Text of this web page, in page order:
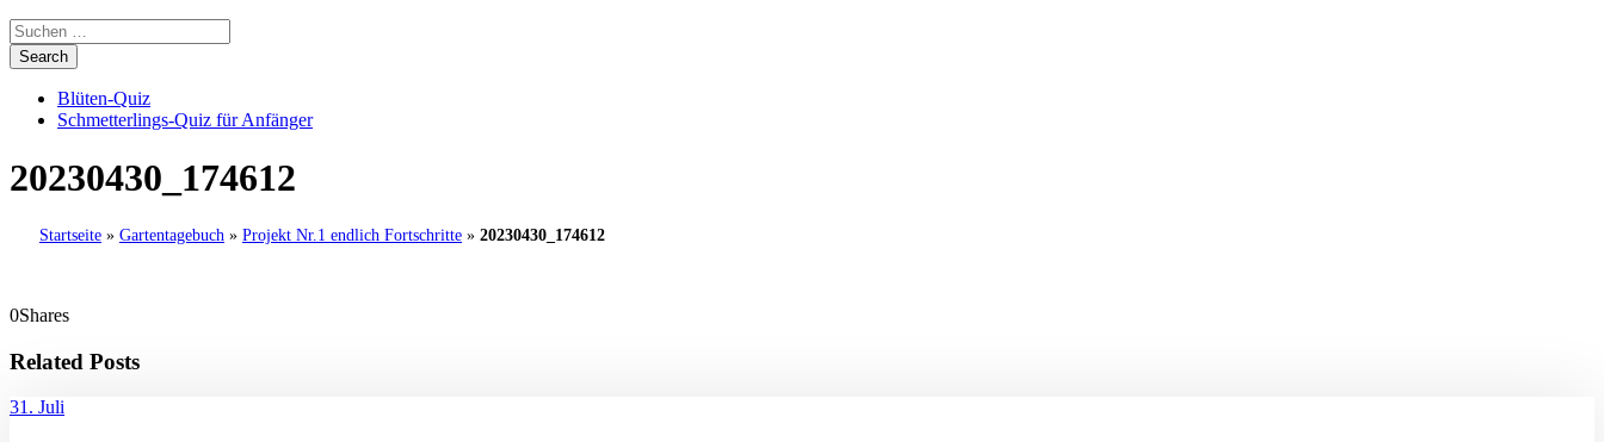
Blüten-Quiz
Schmetterlings-Quiz für Anfänger
20230430_174612
Startseite » Gartentagebuch » Projekt Nr.1 endlich Fortschritte » 20230430_174612
0Shares
Related Posts
31. Juli